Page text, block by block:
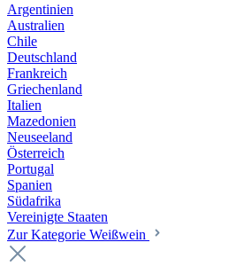
Argentinien
Australien
Chile
Deutschland
Frankreich
Griechenland
Italien
Mazedonien
Neuseeland
Österreich
Portugal
Spanien
Südafrika
Vereinigte Staaten
Zur Kategorie Weißwein